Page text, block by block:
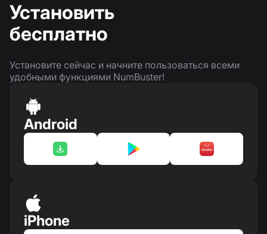
Установить
бесплатно
Установите сейчас и начните пользоваться всеми
удобными функциями NumBuster!
Android
iPhone